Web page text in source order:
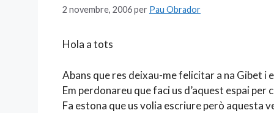
2 novembre, 2006per Pau Obrador
Hola a tots
Abans que res deixau-me felicitar a na Gibet i
Em perdonareu que faci us d’aquest espai
Fa estona que us volia escriure però aquesta